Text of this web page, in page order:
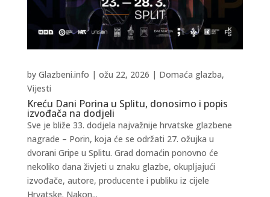
Kreću Dani Porina u Splitu, donosimo i popis
izvođača na dodjeli
by Glazbeni.info | ožu 22, 2026 | Domaća glazba,
Vijesti
Sve je bliže 33. dodjela najvažnije hrvatske glazbene
nagrade – Porin, koja će se održati 27. ožujka u
dvorani Gripe u Splitu. Grad domaćin ponovno će
nekoliko dana živjeti u znaku glazbe, okupljajući
izvođače, autore, producente i publiku iz cijele
Hrvatske. Nakon...